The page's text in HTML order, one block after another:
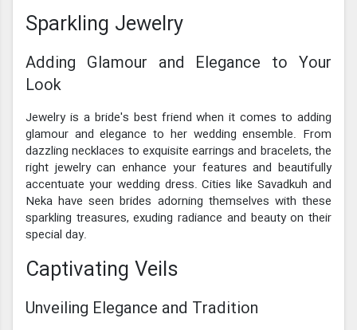
Sparkling Jewelry
Adding Glamour and Elegance to Your
Look
Jewelry is a bride's best friend when it comes to adding
glamour and elegance to her wedding ensemble. From
dazzling necklaces to exquisite earrings and bracelets, the
right jewelry can enhance your features and beautifully
accentuate your wedding dress. Cities like Savadkuh and
Neka have seen brides adorning themselves with these
sparkling treasures, exuding radiance and beauty on their
special day.
Captivating Veils
Unveiling Elegance and Tradition